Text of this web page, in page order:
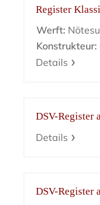
Register
Werft:
Konstrukteur:
Details
DSV-Register
Details
DSV-Register